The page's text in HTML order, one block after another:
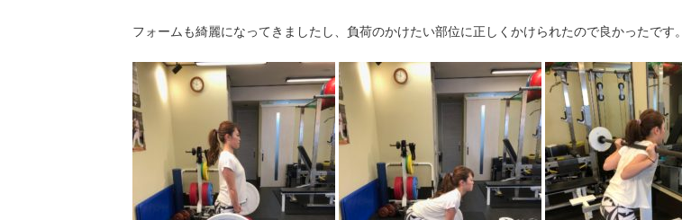
フォームも綺麗になってきましたし、負荷のかけたい部位に正しくかけられたので良かったです。